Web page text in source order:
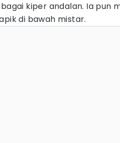
kiper andalan. Ia pun
di bawah mistar.